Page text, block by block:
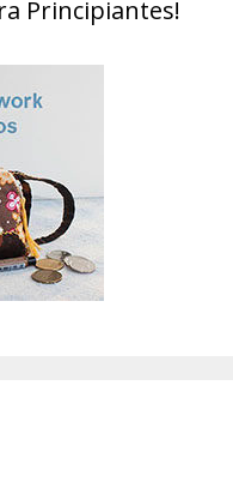
Principiantes!